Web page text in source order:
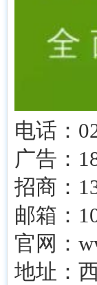
电话：
广告：
招商：
邮箱：
官网：
地址：